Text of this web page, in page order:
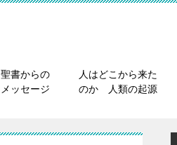
聖書からの
メッセージ
人はどこから来た
のか 人類の起源